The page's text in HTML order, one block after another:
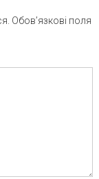
Обов’язкові поля